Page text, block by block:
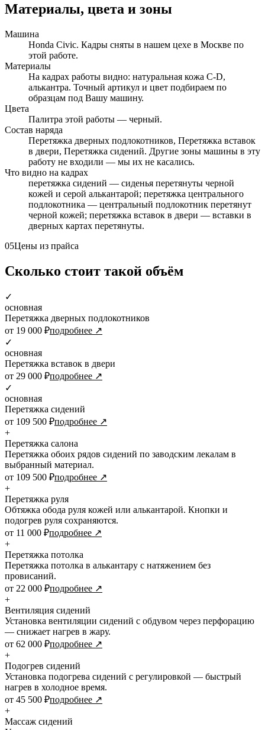
Материалы, цвета и зоны
Машина
Honda Civic. Кадры сняты в нашем цехе в Москве по
этой работе.
Материалы
На кадрах работы видно: натуральная кожа C-D,
алькантра. Точный артикул и цвет подбираем по
образцам под Вашу машину.
Цвета
Палитра этой работы — черный.
Состав наряда
Перетяжка дверных подлокотников, Перетяжка вставок
в двери, Перетяжка сидений. Другие зоны машины в эту
работу не входили — мы их не касались.
Что видно на кадрах
перетяжка сидений — сиденья перетянуты черной
кожей и серой алькантарой; перетяжка центрального
подлокотника — центральный подлокотник перетянут
черной кожей; перетяжка вставок в двери — вставки в
дверных картах перетянуты.
05Цены из прайса
Сколько стоит такой объём
✓
основная
Перетяжка дверных подлокотников
от 19 000 ₽подробнее ↗
✓
основная
Перетяжка вставок в двери
от 29 000 ₽подробнее ↗
✓
основная
Перетяжка сидений
от 109 500 ₽подробнее ↗
+
Перетяжка салона
Перетяжка обоих рядов сидений по заводским лекалам в
выбранный материал.
от 109 500 ₽подробнее ↗
+
Перетяжка руля
Обтяжка обода руля кожей или алькантарой. Кнопки и
подогрев руля сохраняются.
от 11 000 ₽подробнее ↗
+
Перетяжка потолка
Перетяжка потолка в алькантару с натяжением без
провисаний.
от 22 000 ₽подробнее ↗
+
Вентиляция сидений
Установка вентиляции сидений с обдувом через перфорацию
— снижает нагрев в жару.
от 62 000 ₽подробнее ↗
+
Подогрев сидений
Установка подогрева сидений с регулировкой — быстрый
нагрев в холодное время.
от 45 500 ₽подробнее ↗
+
Массаж сидений